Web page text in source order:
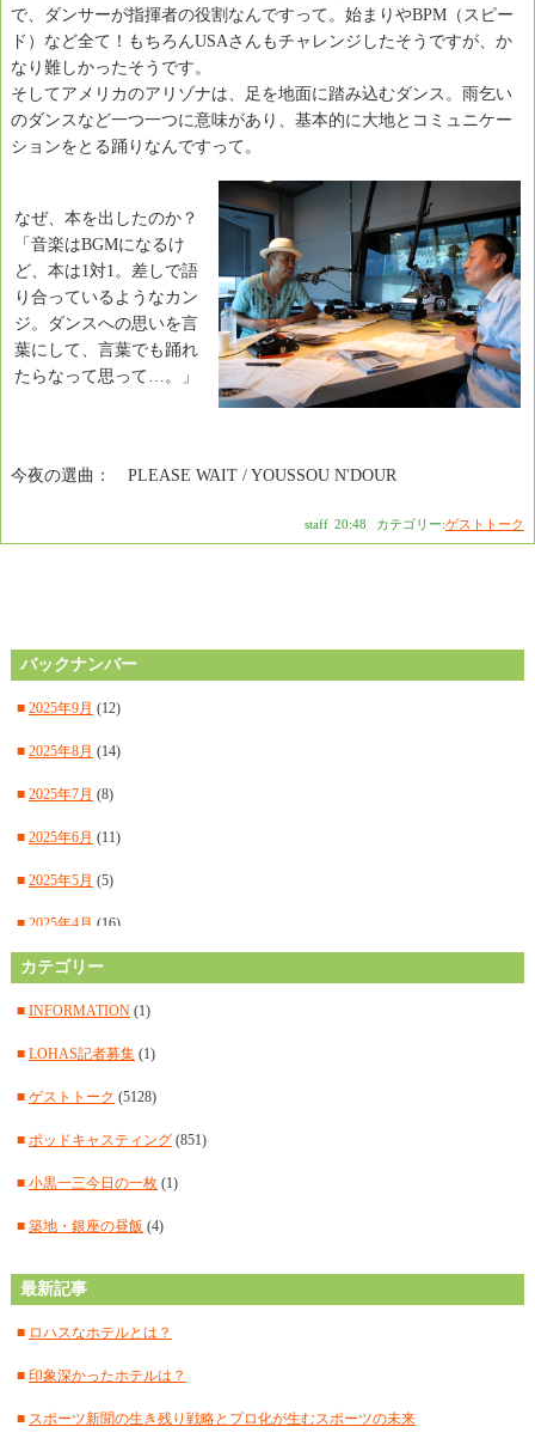
で、ダンサーが指揮者の役割なんですって。始まりやBPM（スピー
ド）など全て！もちろんUSAさんもチャレンジしたそうですが、か
なり難しかったそうです。
そしてアメリカのアリゾナは、足を地面に踏み込むダンス。雨乞い
のダンスなど一つ一つに意味があり、基本的に大地とコミュニケー
ションをとる踊りなんですって。
なぜ、本を出したのか？
「音楽はBGMになるけ
ど、本は1対1。差しで語
り合っているようなカン
ジ。ダンスへの思いを言
葉にして、言葉でも踊れ
たらなって思って…。」
今夜の選曲： PLEASE WAIT / YOUSSOU N'DOUR
staff 20:48 カテゴリー:ゲストトーク
バックナンバー
■ 2025年9月 (12)
■ 2025年8月 (14)
■ 2025年7月 (8)
■ 2025年6月 (11)
■ 2025年5月 (5)
■ 2025年4月 (16)
■2025年3月(14)
■ 2025年2月(15)
■ 2025年1月(12)
■ 2024年12月(14)
■ 2024年11月 (14)
■ 2024年10月(11)
■ 2024年9月(12)
カテゴリー
■ INFORMATION(1)
■ LOHAS記者募集(1)
■ ゲストトーク (5128)
■ ポッドキャスティング(851)
■ 小黒一三今日の一枚(1)
■ 築地・銀座の昼飯 (4)
最新記事
■ ロハスなホテルとは？
■ 印象深かったホテルは？
■ スポーツ新聞の生き残り戦略とプロ化が生むスポーツの未来